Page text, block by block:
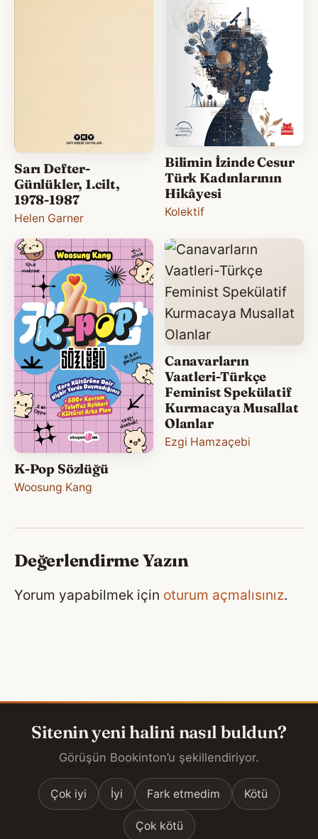
Sarı Defter-
Günlükler, 1.cilt,
1978-1987
Helen Garner
Bilimin İzinde Cesur
Türk Kadınlarının
Hikâyesi
Kolektif
K-Pop Sözlüğü
Woosung Kang
Canavarların
Vaatleri-Türkçe
Feminist Spekülatif
Kurmacaya Musallat
Olanlar
Ezgi Hamzaçebi
Değerlendirme Yazın
Yorum yapabilmek için oturum açmalısınız.
Sitenin yeni halini nasıl buldun?
Görüşün Bookinton’u şekillendiriyor.
Çok iyi İyi Fark etmedim Kötü
Çok kötü